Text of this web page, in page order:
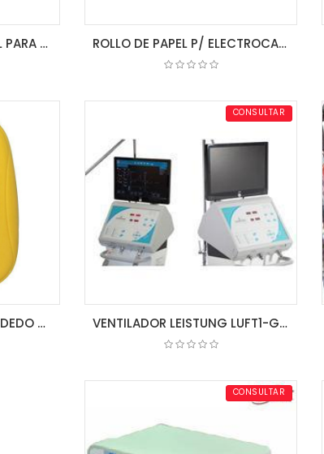
BOTELLA DE PLASTICO 2L PARA UNIDAD DE SUCCIÓN ROLLO DE PAPEL P/ ELECTROCARDIOGRAFO 80MM X 20MM 3 CH
OXIMETRO DE PULSO DE DEDO A3 IPX1 ZONDAN
CONSULTAR
VENTILADOR LEISTUNG LUFT1-G LUNG
CONSULTAR